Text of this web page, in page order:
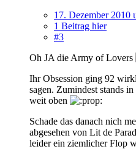
17. Dezember 2010
1 Beitrag hier
#3
Oh JA die Army of Lovers
Ihr Obsession ging 92
sagen. Zumindest stands
weit oben
Schade das danach nich
abgesehen von Lit de
leider ein ziemlicher Flop